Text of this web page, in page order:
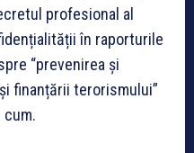
profesional al
în raporturile
“prevenirea și
finanțării terorismului”
cum.